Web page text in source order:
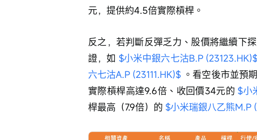
元，提供約4.5倍實際槓桿。
反之，若判斷反彈乏力、股價將繼續下
證，如 $小米中銀六七沽B.P (23123.HK)$
六七沽A.P (23111.HK)$ 。看空後市並預
實際槓桿高達9.6倍、收回價34元的 $小
桿最高（7.9倍）的 $小米瑞銀八乙熊M.P